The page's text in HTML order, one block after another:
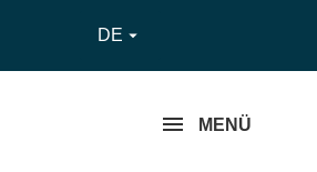
DE 
MENÜ